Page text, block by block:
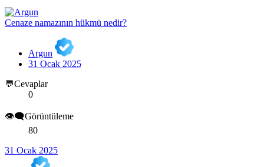
Cenaze namazının hükmü nedir?
Argun
31 Ocak 2025
💬Cevaplar
0
👁️‍🗨️Görüntüleme
80
31 Ocak 2025